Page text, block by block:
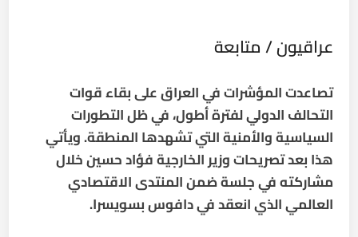
عراقيون / متابعة
تصاعدت المؤشرات في العراق على بقاء قوات
التحالف الدولي لفترة أطول، في ظل التطورات
السياسية والأمنية التي تشهدها المنطقة. ويأتي
هذا بعد تصريحات وزير الخارجية فؤاد حسين خلال
مشاركته في جلسة ضمن المنتدى الاقتصادي
العالمي الذي انعقد في دافوس بسويسرا.